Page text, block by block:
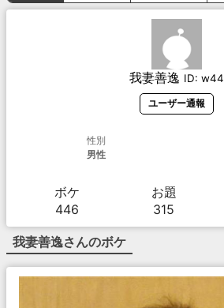
我妻善逸 ID: w44
ユーザー通報
性別
男性
ボケ
446
お題
315
我妻善逸さんのボケ